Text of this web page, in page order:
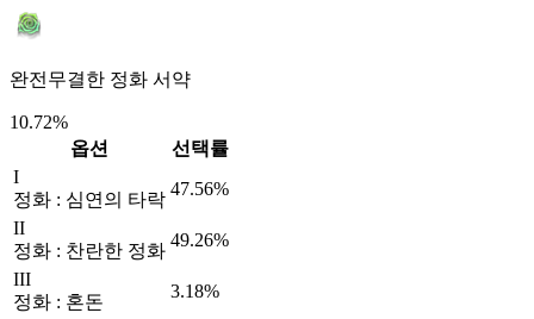
완전무결한 정화 서약
10.72%
옵션
선택률
I
정화 : 심연의 타락
47.56%
II
정화 : 찬란한 정화
49.26%
III
정화 : 혼돈
3.18%